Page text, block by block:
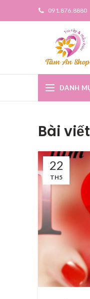
091.876.8880
DANH
Bài
22
TH5